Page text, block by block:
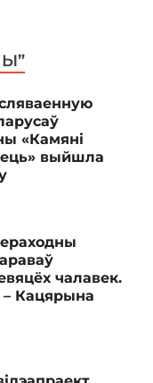
«Камяні
выйшла
чалавек.
– Кацярына